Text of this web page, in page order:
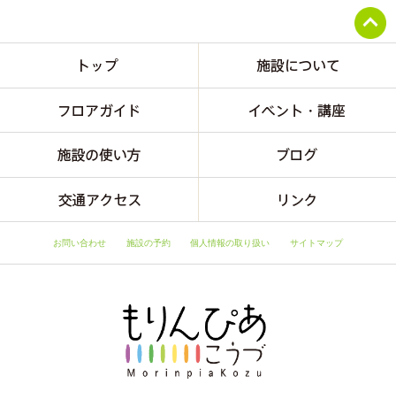
お問い合わせ 施設の予約 個人情報の取り扱い サイトマップ